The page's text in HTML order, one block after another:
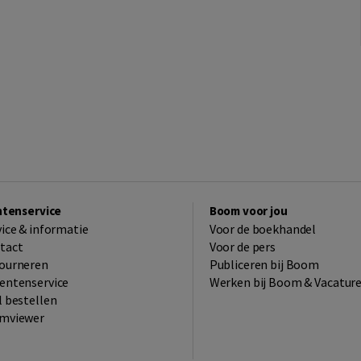
& informatie
bestellen
Boom voor jou
Voor de boekhandel
Voor de pers
Publiceren bij Boom
Werken bij Boom &